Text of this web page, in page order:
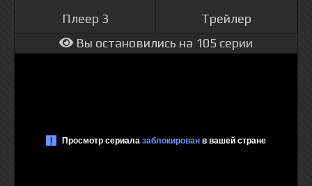
Плеер 3
Трейлер
Вы остановились на 105 серии